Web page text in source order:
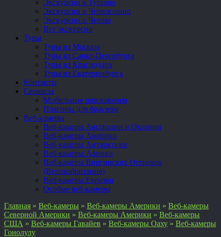
Экскурсии в Турцию
Экскурсии в Черногорию
Экскурсии в Чехию
Все экскурсии
Туры
Туры из Москвы
Туры из Санкт-Петербурга
Туры из Краснодара
Туры из Екатеринбурга
Контакты
Сервисы
Мобильные приложения
Плагины для браузера
Веб-камеры
Веб-камеры Австралии и Океании
Веб-камеры Америки
Веб-камеры Антарктики
Веб-камеры Африки
Веб-камеры Виргинских Островов
(Великобритания)
Веб-камеры Евразии
Особые веб-камеры
Главная » Веб-камеры » Веб-камеры Америки » Веб-камеры
Северной Америки » Веб-камеры Америки » Веб-камеры
США » Веб-камеры Гавайев » Веб-камеры Оаху » Веб-камеры
Гонолулу